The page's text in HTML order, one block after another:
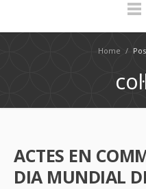
Home /
ACTES EN
DIA MUNDIAL